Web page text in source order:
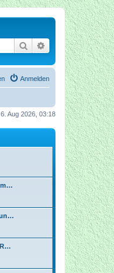
Suche Erweiterte Suche
Anmelden
Aug 2026, 03:18